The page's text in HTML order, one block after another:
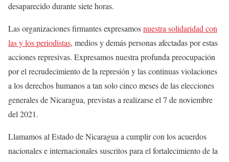
desaparecido durante siete horas.
Las organizaciones firmantes expresamosnuestra solidaridad con
las y los periodistas, medios y demás personas afectadas por estas
acciones represivas. Expresamos nuestra profunda preocupación
por el recrudecimiento de la represión y las continuas violaciones
a los derechos humanos a tan solo cinco meses de las elecciones
generales de Nicaragua, previstas a realizarse el 7 de noviembre
del 2021.
Llamamos al Estado de Nicaragua a cumplir con los acuerdos
nacionales e internacionales suscritos para el fortalecimiento de la